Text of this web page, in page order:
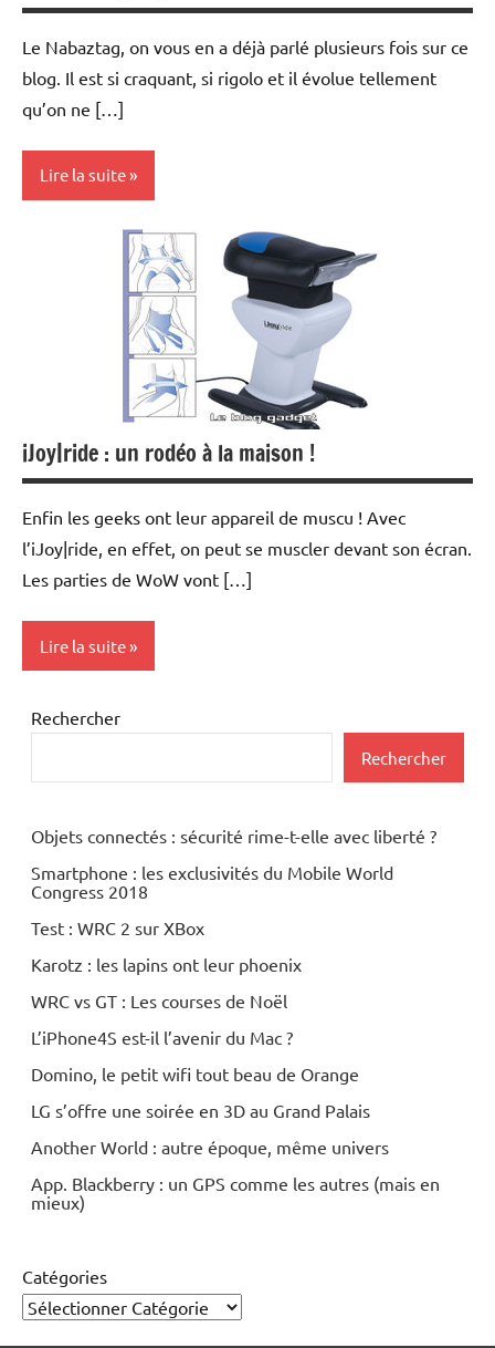
Le Nabaztag, on vous en a déjà parlé plusieurs fois sur ce
blog. Il est si craquant, si rigolo et il évolue tellement
qu’on ne […]
Lire la suite
iJoy|ride : un rodéo à la maison !
Enfin les geeks ont leur appareil de muscu ! Avec
l’iJoy|ride, en effet, on peut se muscler devant son écran.
Les parties de WoW vont […]
Lire la suite
Inclassables
Rechercher
Rechercher
Objets connectés : sécurité rime-t-elle avec liberté ?
Smartphone : les exclusivités du Mobile World
Congress 2018
Test : WRC 2 sur XBox
Karotz : les lapins ont leur phoenix
WRC vs GT : Les courses de Noël
L’iPhone4S est-il l’avenir du Mac ?
Domino, le petit wifi tout beau de Orange
LG s’offre une soirée en 3D au Grand Palais
Another World : autre époque, même univers
App. Blackberry : un GPS comme les autres (mais en
mieux)
Catégories